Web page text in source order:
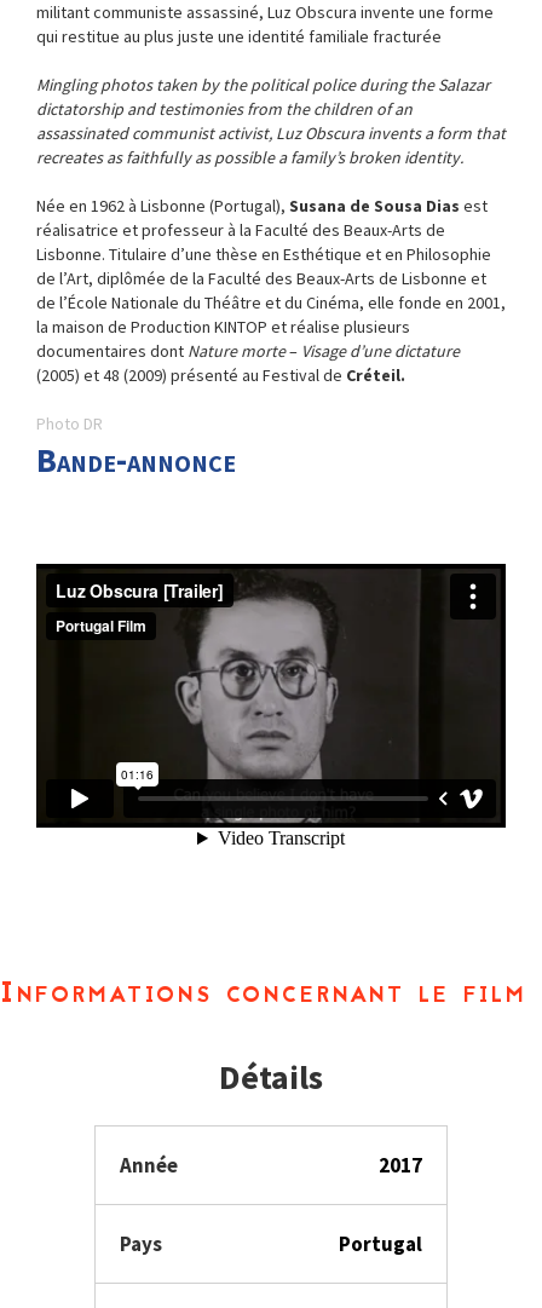
militant communiste assassiné, Luz Obscura invente une forme
qui restitue au plus juste une identité familiale fracturée
Mingling photos taken by the political police during the Salazar
dictatorship and testimonies from the children of an
assassinated communist activist, Luz Obscura invents a form that
recreates as faithfully as possible a family’s broken identity.
Née en 1962à Lisbonne (Portugal), Susana de Sousa Dias est
réalisatrice et professeur à la Faculté des Beaux-Arts de
Lisbonne. Titulaire d’une thèse en Esthétique et en Philosophie
de l’Art, diplômée de la Faculté des Beaux-Arts de Lisbonne et
de l’École Nationale du Théâtre et du Cinéma, elle fonde en 2001,
la maison de Production KINTOP et réalise plusieurs
documentaires dont Nature morte– Visage d’une dictature
(2005) et 48 (2009) présenté au Festival de Créteil.
Photo DR
Bande-annonce
Informations concernant le film
Détails
Année 2017
Pays Portugal